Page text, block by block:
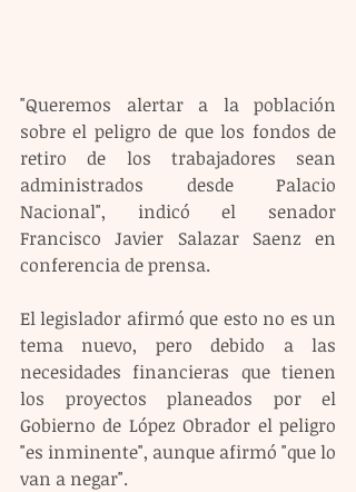
"Queremos alertar a la población
sobre el peligro de que los fondos de
retiro de los trabajadores sean
administrados desde Palacio
Nacional", indicó el senador
Francisco Javier Salazar Saenz en
conferencia de prensa.
El legislador afirmó que esto no es un
tema nuevo, pero debido a las
necesidades financieras que tienen
los proyectos planeados por el
Gobierno de López Obrador el peligro
"es inminente", aunque afirmó "que lo
van a negar".